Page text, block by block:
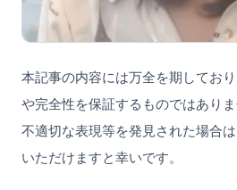
本記事の内容には万全を期してお
や完全性を保証するものではあり
不適切な表現等を発見された場合
いただけますと幸いです。